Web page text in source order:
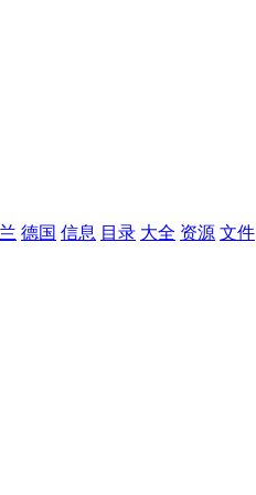
德国 信息 目录 大全 资源 文件